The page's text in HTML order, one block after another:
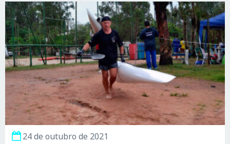
24 de outubro de 2021